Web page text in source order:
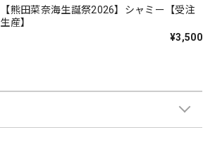
【熊田菜奈海生誕祭2026】シャミー【受注
生産】
¥3,500